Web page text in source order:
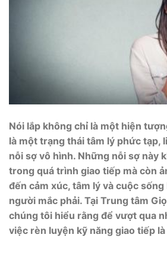
Nói lắp không chỉ là một hiện
là một trạng thái tâm lý phức tạp,
nỗi sợ vô hình. Những nỗi sợ này
trong quá trình giao tiếp mà còn
đến cảm xúc, tâm lý và cuộc sống
người mắc phải. Tại Trung tâm
chúng tôi hiểu rằng để vượt qua
việc rèn luyện kỹ năng giao tiếp